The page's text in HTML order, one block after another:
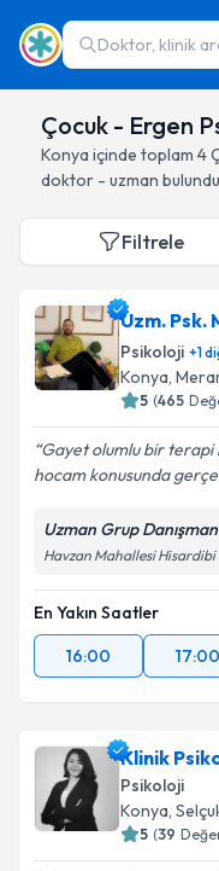
Doktor, klinik
Çocuk - Ergen
Konya içinde toplam 4
doktor - uzman bulundu
Filtrele
Uzm. Psk.
Psikoloji +1
Konya,
5 (465
Gayet olumlu bir
hocam konusunda
Uzman Grup
Havzan Mahallesi
En Yakın Saatler
16:00
17:00
Klinik
Psikoloji
Konya,
5 (39